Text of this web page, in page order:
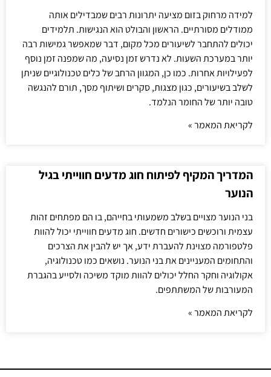
למידה מרחוק בזום מציעה יתרונות רבים שמבדילים אותה
ממודלים מסורתיים. הראשון והבולט הוא הנגישות. תלמידים
יכולים להתחבר לשיעורים מכל מקום, דבר שמאפשר גמישות רבה
יותר במערכת השעות. לא נדרש זמן נסיעה, מה שמפנה זמן נוסף
לפעילויות אחרות. כמו כן, המגוון הרחב של כלים טכנולוגיים שניתן
לשלב בשיעורים, כגון מצגות, סקרים ושיתוף מסך, תורם להנגשה
טובה יותר של החומר הנלמד.
לקריאת המאמר »
המדריך המקיף לפיתוח חוג מדעים חווייתי בגיל
הנוער
בני הנוער מצויים בשלב משמעותי בחייהם, בו הם מפתחים זהות
עצמית ורוכשים כישורים חדשים. חוג מדעים חווייתי יכול להוות
פלטפורמה מצוינת להעברת ידע, אך יש להבין את הצרכים
והתחומים המעניינים את בני הנוער. נושאים כמו טכנולוגיה,
אקולוגיה וחקר החלל יכולים להוות מוקד משיכה ולסייע בהגברת
המעורבות של המשתתפים.
לקריאת המאמר »